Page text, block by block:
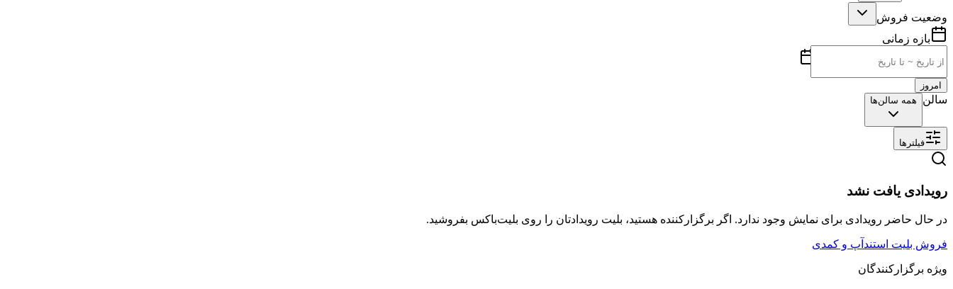
وضعیت فروش
بازه زمانی
امروز
سالن همه سالن‌ها
فیلترها
رویدادی یافت نشد
در حال حاضر رویدادی برای نمایش وجود ندارد. اگر برگزارکننده هستید، بلیت رویدادتان را روی بلیت‌باکس بفروشید.
فروش بلیت استندآپ و کمدی
ویژه برگزارکنندگان